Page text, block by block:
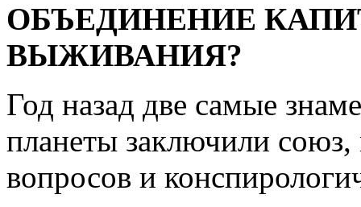
ОБЪЕДИНЕНИЕ
ВЫЖИВАНИЯ?
Год назад две самые
планеты заключили
вопросов и